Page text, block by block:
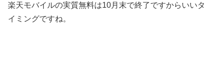
楽天モバイルの実質無料は10月末で終了ですからいいタ
イミングですね。